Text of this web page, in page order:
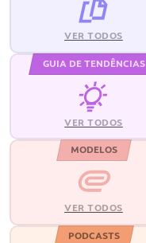
VER TODOS
GUIA DE TENDÊNCIAS
VER TODOS
MODELOS
VER TODOS
PODCASTS